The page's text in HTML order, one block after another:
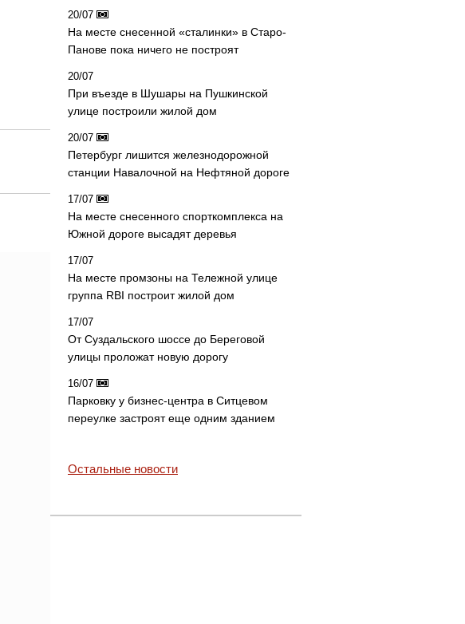
20/07
На месте снесенной «сталинки» в Старо-
Панове пока ничего не построят
20/07
При въезде в Шушары на Пушкинской
улице построили жилой дом
20/07
Петербург лишится железнодорожной
станции Навалочной на Нефтяной дороге
17/07
На месте снесенного спорткомплекса на
Южной дороге высадят деревья
17/07
На месте промзоны на Тележной улице
группа RBI построит жилой дом
17/07
От Суздальского шоссе до Береговой
улицы проложат новую дорогу
16/07
Парковку у бизнес-центра в Ситцевом
переулке застроят еще одним зданием
Остальные новости